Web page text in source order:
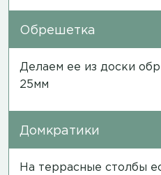
Обрешетка
Делаем ее из доски
25мм
Домкратики
На террасные столбы